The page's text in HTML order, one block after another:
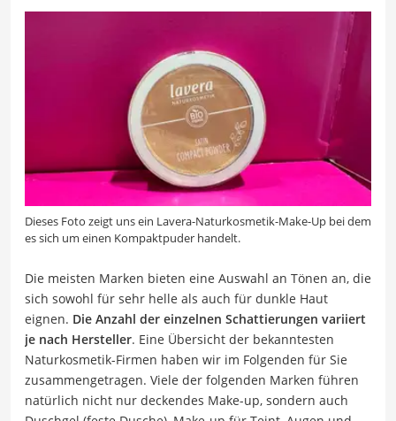
Dieses Foto zeigt uns ein Lavera-Naturkosmetik-Make-Up bei dem
es sich um einen Kompaktpuder handelt.
Die meisten Marken bieten eine Auswahl an Tönen an, die
sich sowohl für sehr helle als auch für dunkle Haut
eignen. Die Anzahl der einzelnen Schattierungen variiert
je nach Hersteller. Eine Übersicht der bekanntesten
Naturkosmetik-Firmen haben wir im Folgenden für Sie
zusammengetragen. Viele der folgenden Marken führen
natürlich nicht nur deckendes Make-up, sondern auch